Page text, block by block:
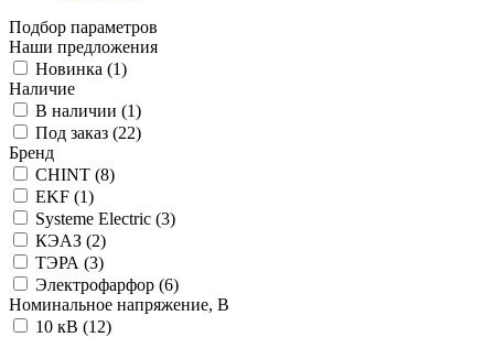
Подбор параметров
Наши предложения
Новинка (1)
Наличие
В наличии (1)
Под заказ (22)
Бренд
CHINT (8)
EKF (1)
Systeme Electric (3)
КЭАЗ (2)
ТЭРА (3)
Электрофарфор (6)
Номинальное напряжение, В
10 кВ (12)